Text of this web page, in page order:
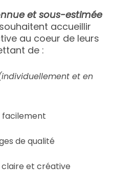
et sous-estimée
accueillir
au coeur de leurs
de :
et en
facilement
de qualité
claire et créative